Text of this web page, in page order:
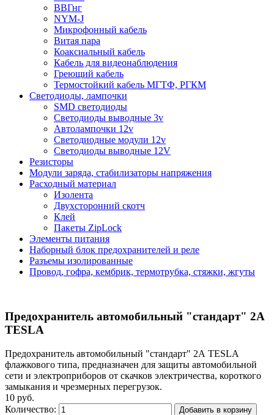
ВВГнг
NYM-J
Микрофонный кабель
Витая пара
Коаксиальный кабель
Кабель для видеонаблюдения
Греющий кабель
Термостойкий кабель МГТФ, РГКМ
Светодиоды, лампочки
SMD светодиоды
Светодиоды выводные 3v
Автолампочки 12v
Светодиодные модули 12v
Светодиоды выводные 12V
Резисторы
Модули заряда, стабилизаторы напряжения
Расходный материал
Изолента
Двухсторонний скотч
Клей
Пакеты ZipLock
Элементы питания
Наборный блок предохранителей и реле
Разъемы изолированные
Провод, гофра, кембрик, термотрубка, стяжки, жгуты
Предохранитель автомобильный "стандарт" 2А
TESLA
Предохранитель автомобильный "стандарт" 2А TESLA
флажкового типа, предназначен для защиты автомобильной
сети и электроприборов от скачков электричества, короткого
замыкания и чрезмерных перегрузок.
10 руб.
Количество:
Добавить в корзину